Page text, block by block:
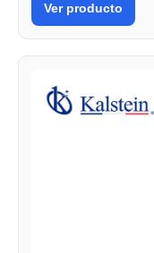
Ver producto